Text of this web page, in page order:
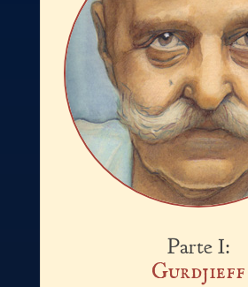
Parte I:
Gurdjieff